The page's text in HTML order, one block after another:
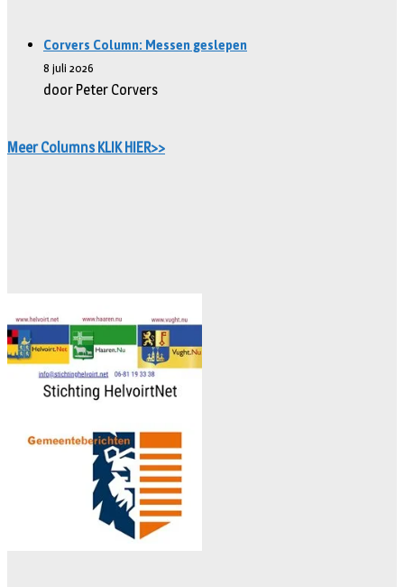
Corvers Column: Messen geslepen
8 juli 2026
door Peter Corvers
Meer Columns KLIK HIER>>